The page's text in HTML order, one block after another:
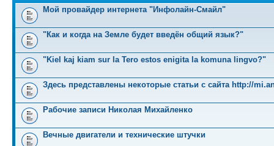
Мой провайдер интернета "Инфолайн-Смайл"
"Как и когда на Земле будет введён общий язык?"
"Kiel kaj kiam sur la Tero estos enigita la komuna lingvo?"
Здесь представлены некоторые статьи с сайта http://
Рабочие записи Николая Михайленко
Вечные двигатели и технические штучки